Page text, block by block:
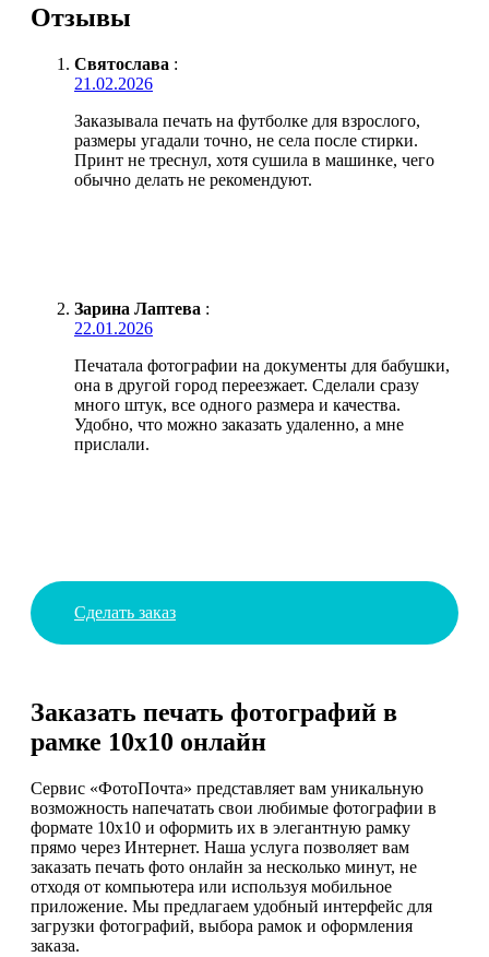
Отзывы
Святослава :
21.02.2026
Заказывала печать на футболке для взрослого,
размеры угадали точно, не села после стирки.
Принт не треснул, хотя сушила в машинке, чего
обычно делать не рекомендуют.
Зарина Лаптева :
22.01.2026
Печатала фотографии на документы для бабушки,
она в другой город переезжает. Сделали сразу
много штук, все одного размера и качества.
Удобно, что можно заказать удаленно, а мне
прислали.
Сделать заказ
Заказать печать фотографий в
рамке 10х10 онлайн
Сервис «ФотоПочта» представляет вам уникальную
возможность напечатать свои любимые фотографии в
формате 10х10 и оформить их в элегантную рамку
прямо через Интернет. Наша услуга позволяет вам
заказать печать фото онлайн за несколько минут, не
отходя от компьютера или используя мобильное
приложение. Мы предлагаем удобный интерфейс для
загрузки фотографий, выбора рамок и оформления
заказа.